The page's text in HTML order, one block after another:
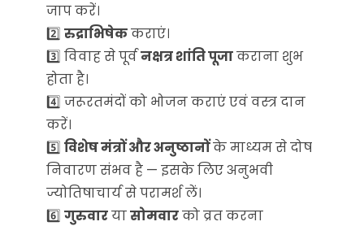
जाप करें।
2️⃣ रुद्राभिषेककराएं।
3️⃣ विवाह से पूर्वनक्षत्र शांति पूजाकराना शुभ
होता है।
4️⃣ जरूरतमंदों को भोजन कराएं एवं वस्त्र दान
करें।
5️⃣ विशेष मंत्रों और अनुष्ठानोंके माध्यम से दोष
निवारण संभव है — इसके लिए अनुभवी
ज्योतिषाचार्य से परामर्श लें।
6️⃣ गुरुवारयासोमवारको व्रत करना